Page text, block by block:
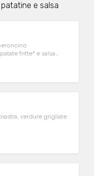
e salsa
fritte* e salsa
verdure grigliate